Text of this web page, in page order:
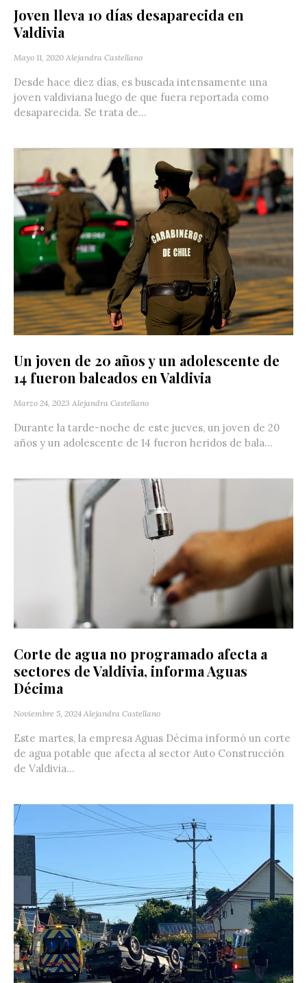
Joven lleva 10 días desaparecida en
Valdivia
Mayo 11, 2020 Alejandra Castellano
Desde hace diez días, es buscada intensamente una
joven valdiviana luego de que fuera reportada como
desaparecida. Se trata de...
Un joven de 20 años y un adolescente de
14 fueron baleados en Valdivia
Marzo 24, 2023 Alejandra Castellano
Durante la tarde-noche de este jueves, un joven de 20
años y un adolescente de 14 fueron heridos de bala...
Corte de agua no programado afecta a
sectores de Valdivia, informa Aguas
Décima
Noviembre 5, 2024 Alejandra Castellano
Este martes, la empresa Aguas Décima informó un corte
de agua potable que afecta al sector Auto Construcción
de Valdivia...